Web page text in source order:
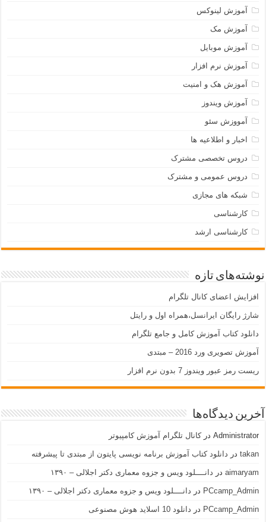
آموزش لینوکس
آموزش مک
آموزش موبایل
آموزش نرم افزار
آموزش هک و امنیت
آموزش ویندوز
آمووزش سئو
اخبار و اطلاعیه ها
دروس تخصصی مشترک
دروس عمومی و مشترک
شبکه های مجازی
کارشناسی
کارشناسی ارشد
نوشته‌های تازه
افزایش اعضای کانال تلگرام
شارژ رایگان ایرانسل،همراه اول و رایتل
دانلود کتاب آموزش کامل و جامع تلگرام
آموزش تصویری ورد 2016 – مبتدی
ریست رمز عبور ویندوز 7 بدون نرم افزار
آخرین دیدگاه‌ها
Administrator درکانال تلگرام آموزش کامپیوتر
takan در دانلود کتاب آموزش برنامه نویسی پایتون از مبتدی تا پیشرفته
aimaryam در دانــــلود ویس و جزوه معماری دکتر اجلالی – ۱۳۹۰
PCcamp_Admin در دانــــلود ویس و جزوه معماری دکتر اجلالی – ۱۳۹۰
PCcamp_Admin در دانلود 10 اسلاید هوش مصنوعی